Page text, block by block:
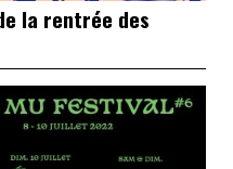
la rentrée des